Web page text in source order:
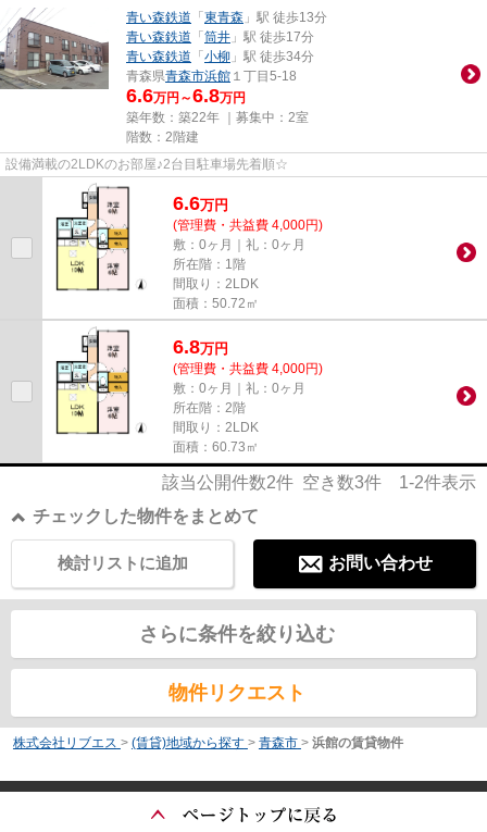
青い森鉄道 「 東青森 」駅 徒歩13分
青い森鉄道 「 筒井 」駅 徒歩17分
青い森鉄道 「 小柳 」駅 徒歩34分
青森県青森市浜館 １丁目5-18
6.6万円～6.8万円
築年数：築22年 ｜募集中： 2室
階数：2階建
設備満載の2LDKのお部屋♪2台目駐車場先着順☆
6.6万円
(管理費・共益費 4,000円)
敷：0ヶ月｜礼：0ヶ月
所在階：1階
間取り：2LDK
面積：50.72㎡
6.8万円
(管理費・共益費 4,000円)
敷：0ヶ月｜礼：0ヶ月
所在階：2階
間取り：2LDK
面積：60.73㎡
該当公開件数2件 空き数3件 1-2件表示
チェックした物件をまとめて
お問い合わせ
検討リストに追加
さらに条件を絞り込む
物件リクエスト
株式会社リブエス > (賃貸)地域から探す > 青森市 > 浜館の賃貸物件